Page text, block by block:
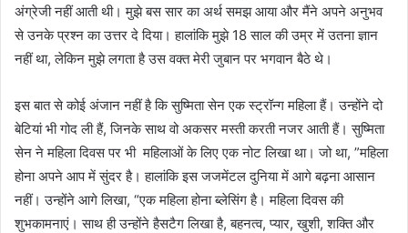
अंग्रेजी नहीं आती थी। मुझे बस सार का अर्थ समझ आया और मैंने अपने अनुभव
से उनके प्रश्न का उत्तर दे दिया। हालांकि मुझे 18 साल की उम्र में उतना ज्ञान
नहीं था, लेकिन मुझे लगता है उस वक्त मेरी जुबान पर भगवान बैठे थे।
इस बात से कोई अंजान नहीं है कि सुष्मिता सेन एक स्ट्रॉन्ग महिला हैं। उन्होंने दो
बेटियां भी गोद ली हैं, जिनके साथ वो अकसर मस्ती करती नजर आती हैं। सुष्मिता
सेन ने महिला दिवस पर भी महिलाओं के लिए एक नोट लिखा था। जो था, ”महिला
होना अपने आप में सुंदर है। हालांकि इस जजमेंटल दुनिया में आगे बढ़ना आसान
नहीं। उन्होंने आगे लिखा, “एक महिला होना ब्लेसिंग है। महिला दिवस की
शुभकामनाएं। साथ ही उन्होंने हैसटैग लिखा है, बहनत्व, प्यार, खुशी, शक्ति और